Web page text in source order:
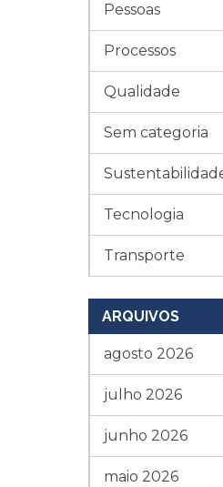
Pessoas
Processos
Qualidade
Sem categoria
Tecnologia
Transporte
ARQUIVOS
agosto 2026
julho 2026
junho 2026
maio 2026